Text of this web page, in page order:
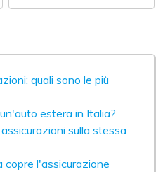
quali sono le più
estera in Italia?
sulla stessa
copre l'assicurazione